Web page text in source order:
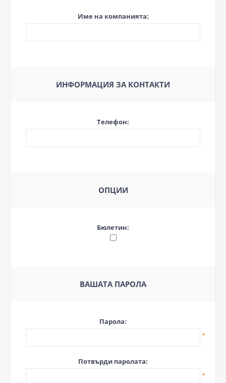
Име на компанията:
ИНФОРМАЦИЯ ЗА КОНТАКТИ
Телефон:
ОПЦИИ
Бюлетин:
ВАШАТА ПАРОЛА
Парола:
*
Потвърди паролата:
*